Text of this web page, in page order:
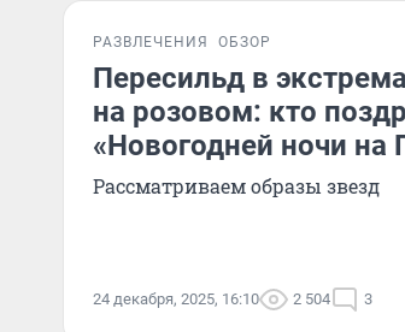
РАЗВЛЕЧЕНИЯ ОБЗОР
Пересильд в
на розовом: кто
«Новогодней ночи на
Рассматриваем образы звезд
24 декабря, 2025, 16:10 2 504 3